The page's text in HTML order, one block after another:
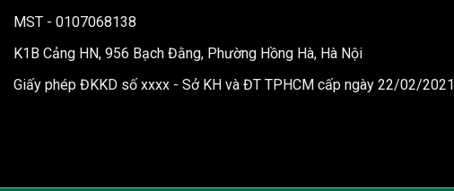
MST - 0107068138
K1B Cảng HN, 956 Bạch Đằng, Phường Hồng Hà, Hà Nội
Giấy phép ĐKKD số xxxx - Sở KH và ĐT TPHCM cấp ngày 22/02/2021